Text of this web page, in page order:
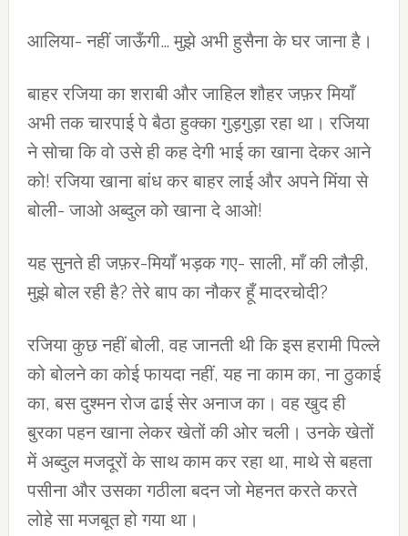
आलिया- नहीं जाऊँगी… मुझे अभी हुसैना के घर जाना है।
बाहर रजिया का शराबी और जाहिल शौहर जफ़र मियाँ
अभी तक चारपाई पे बैठा हुक्का गुड़गुड़ा रहा था। रजिया
ने सोचा कि वो उसे ही कह देगी भाई का खाना देकर आने
को! रजिया खाना बांध कर बाहर लाई और अपने मिंया से
बोली- जाओ अब्दुल को खाना दे आओ!
यह सुनते ही जफ़र-मियाँ भड़क गए- साली, माँ की लौड़ी,
मुझे बोल रही है? तेरे बाप का नौकर हूँ मादरचोदी?
रजिया कुछ नहीं बोली, वह जानती थी कि इस हरामी पिल्ले
को बोलने का कोई फायदा नहीं, यह ना काम का, ना ठुकाई
का, बस दुश्मन रोज ढाई सेर अनाज का। वह खुद ही
बुरका पहन खाना लेकर खेतों की ओर चली। उनके खेतों
में अब्दुल मजदूरों के साथ काम कर रहा था, माथे से बहता
पसीना और उसका गठीला बदन जो मेहनत करते करते
लोहे सा मजबूत हो गया था।